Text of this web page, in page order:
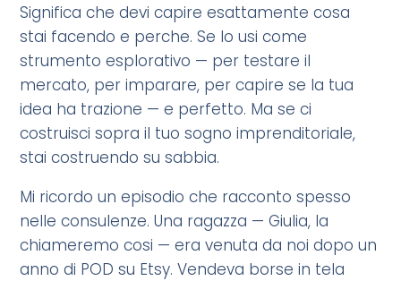
Significa che devi capire esattamente cosa
stai facendo e perche. Se lo usi come
strumento esplorativo — per testare il
mercato, per imparare, per capire se la tua
idea ha trazione — e perfetto. Ma se ci
costruisci sopra il tuo sogno imprenditoriale,
stai costruendo su sabbia.
Mi ricordo un episodio che racconto spesso
nelle consulenze. Una ragazza — Giulia, la
chiameremo cosi — era venuta da noi dopo un
anno di POD su Etsy. Vendeva borse in tela